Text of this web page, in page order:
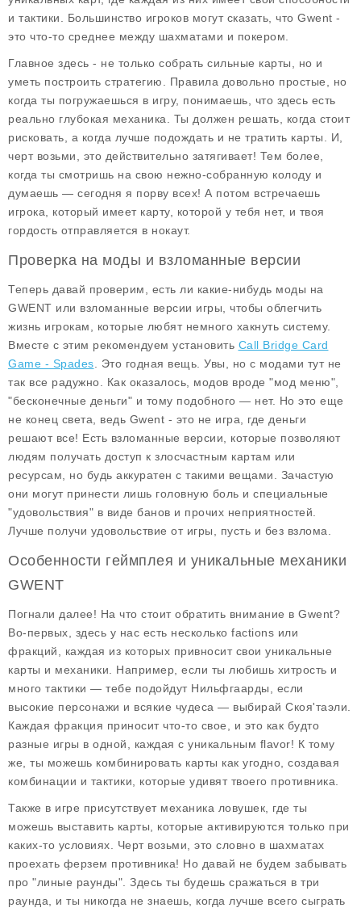
и тактики. Большинство игроков могут сказать, что Gwent -
это что-то среднее между шахматами и покером.
Главное здесь - не только собрать сильные карты, но и
уметь построить стратегию. Правила довольно простые, но
когда ты погружаешься в игру, понимаешь, что здесь есть
реально глубокая механика. Ты должен решать, когда стоит
рисковать, а когда лучше подождать и не тратить карты. И,
черт возьми, это действительно затягивает! Тем более,
когда ты смотришь на свою нежно-собранную колоду и
думаешь — сегодня я порву всех! А потом встречаешь
игрока, который имеет карту, которой у тебя нет, и твоя
гордость отправляется в нокаут.
Проверка на моды и взломанные версии
Теперь давай проверим, есть ли какие-нибудь моды на
GWENT или взломанные версии игры, чтобы облегчить
жизнь игрокам, которые любят немного хакнуть систему.
Вместе с этим рекомендуем установить Call Bridge Card
Game - Spades . Это годная вещь. Увы, но с модами тут не
так все радужно. Как оказалось, модов вроде "мод меню",
"бесконечные деньги" и тому подобного — нет. Но это еще
не конец света, ведь Gwent - это не игра, где деньги
решают все! Есть взломанные версии, которые позволяют
людям получать доступ к злосчастным картам или
ресурсам, но будь аккуратен с такими вещами. Зачастую
они могут принести лишь головную боль и специальные
"удовольствия" в виде банов и прочих неприятностей.
Лучше получи удовольствие от игры, пусть и без взлома.
Особенности геймплея и уникальные механики
GWENT
Погнали далее! На что стоит обратить внимание в Gwent?
Во-первых, здесь у нас есть несколько factions или
фракций, каждая из которых привносит свои уникальные
карты и механики. Например, если ты любишь хитрость и
много тактики — тебе подойдут Нильфгаарды, если
высокие персонажи и всякие чудеса — выбирай Скоя'таэли.
Каждая фракция приносит что-то свое, и это как будто
разные игры в одной, каждая с уникальным flavor! К тому
же, ты можешь комбинировать карты как угодно, создавая
комбинации и тактики, которые удивят твоего противника.
Также в игре присутствует механика ловушек, где ты
можешь выставить карты, которые активируются только при
каких-то условиях. Черт возьми, это словно в шахматах
проехать ферзем противника! Но давай не будем забывать
про "линые раунды". Здесь ты будешь сражаться в три
раунда, и ты никогда не знаешь, когда лучше всего сыграть